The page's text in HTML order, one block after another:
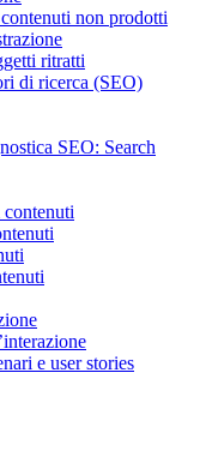
non prodotti
ritratti
di ricerca (SEO)
SEO: Search
e user stories